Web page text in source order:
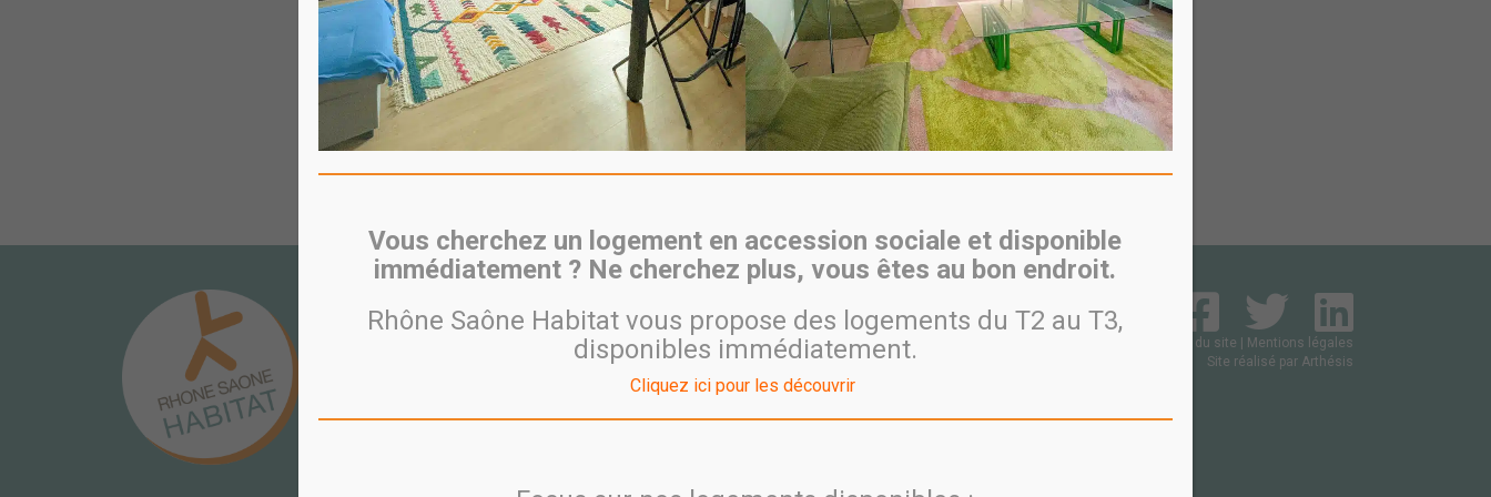
Téléphone
CONTACT
69517 VAULX EN VELIN CEDEX
TÉLÉPHONE
ACCUEIL COMMERCIAL
ACCUEIL LOCATIF
04 26 59 05 02
Plan du site
Mentions légales
Site réalisé par Arthésis
Vous cherchez un logement en accession sociale et disponible
immédiatement ? Ne cherchez plus, vous êtes au bon endroit.
Rhône Saône Habitat vous propose des logements du T2 au T3,
disponibles immédiatement.
Cliquez ici pour les découvrir